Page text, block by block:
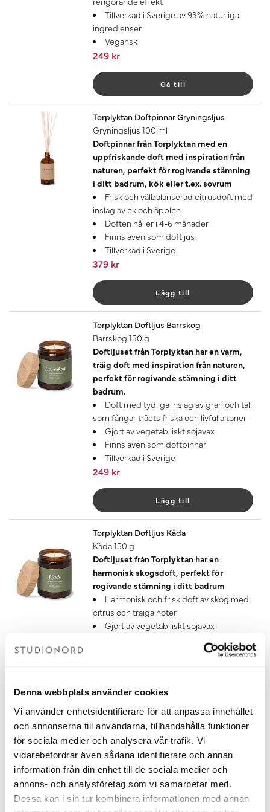
Denna webbplats använder cookies
Vi använder enhetsidentifierare för att anpassa innehållet
och annonserna till användarna, tillhandahålla funktioner
för sociala medier och analysera vår trafik. Vi
vidarebefordrar även sådana identifierare och annan
information från din enhet till de sociala medier och
annons- och analysföretag som vi samarbetar med.
Dessa kan i sin tur kombinera informationen med annan
Tillverkad i Sverige av 93% naturliga
ingredienser
Vegansk
249 kr
Gå till
Torplyktan Doftpinnar Gryningsljus
Gryningsljus 100 ml
Doftpinnar från Torplyktan med en
uppfriskande doft med inspiration från
naturen, perfekt för rogivande stämning
i ditt badrum, kök eller t.ex. sovrum
Frisk och välbalanserad citrusdoft med
inslag av ek och äpplen
Doften håller i 4-6 månader
Finns även som doftljus
Tillverkad i Sverige
379 kr
Lägg till
Torplyktan Doftljus Barrskog
Barrskog 150 g
Doftljuset från Torplyktan har en varm,
träig doft med inspiration från naturen,
perfekt för rogivande stämning i ditt
badrum.
Doft med tydliga inslag av gran och tall
som fångar träets friska och livfulla toner
Gjort av vegetabiliskt sojavax
Finns även som doftpinnar
Tillverkad i Sverige
249 kr
Lägg till
Torplyktan Doftljus Kåda
Kåda 150 g
Doftljuset från Torplyktan har en
harmonisk skogsdoft, perfekt för
rogivande stämning i ditt badrum
Harmonisk och frisk doft av skog med
citrus och träiga noter
Gjort av vegetabiliskt sojavax
Lägg till
Torplyktan Doftljus Gryningsljus
Gryningsljus 150 g
Doftljuset från Torplyktan har en
uppfriskande doft med inspiration från
naturen, perfekt för rogivande stämning
i ditt badrum.
Frisk och välbalanserad citrusdoft med